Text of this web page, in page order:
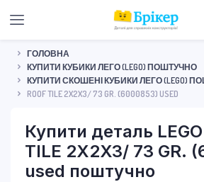
ГОЛОВНА
КУПИТИ КУБИКИ ЛЕГО (LEGO) ПОШТУЧНО
КУПИТИ СКОШЕНІ КУБИКИ ЛЕГО (LEGO)
ROOF TILE 2X2X3/ 73 GR. (6000853) USED
Купити деталь LEGO
TILE 2X2X3/ 73 GR.
used поштучно